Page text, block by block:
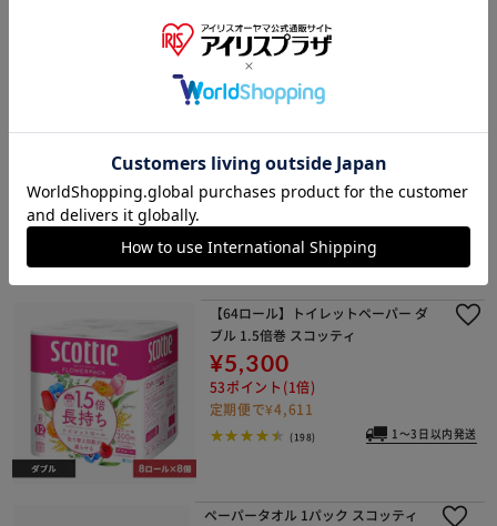
【4ロール】トイレットペーパー ダブ
ル 3倍巻 無香料スコッティ
¥530
5ポイント(1倍)
【64ロール】トイレットペーパー ダ
ブル 1.5倍巻 スコッティ
¥5,300
53ポイント(1倍)
定期便で¥4,611
(198) 1～3日以内発送
ペーパータオル 1パック スコッティ